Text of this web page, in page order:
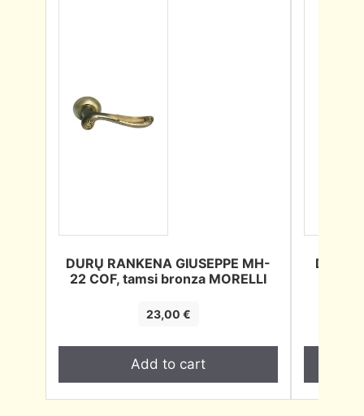
DURŲ RANKENA GIUSEPPE MH-
22 COF, tamsi bronza MORELLI
23,00 €
Add to cart
DURŲ